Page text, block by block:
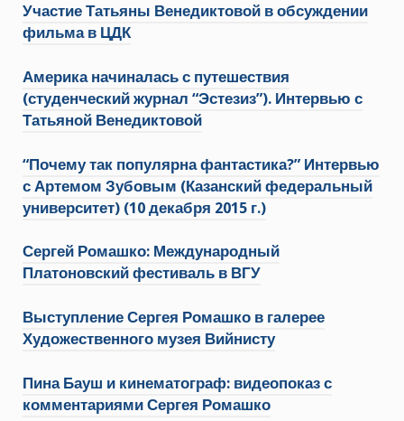
Участие Татьяны Венедиктовой в обсуждении
фильма в ЦДК
Америка начиналась с путешествия
(студенческий журнал “Эстезиз”). Интервью с
Татьяной Венедиктовой
“Почему так популярна фантастика?” Интервью
с Артемом Зубовым (Казанский федеральный
университет) (10 декабря 2015 г.)
Сергей Ромашко: Международный
Платоновский фестиваль в ВГУ
Выступление Сергея Ромашко в галерее
Художественного музея Вийнисту
Пина Бауш и кинематограф: видеопоказ с
комментариями Сергея Ромашко